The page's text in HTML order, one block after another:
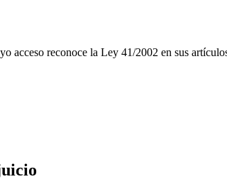
acceso reconoce la Ley 41/2002 en sus